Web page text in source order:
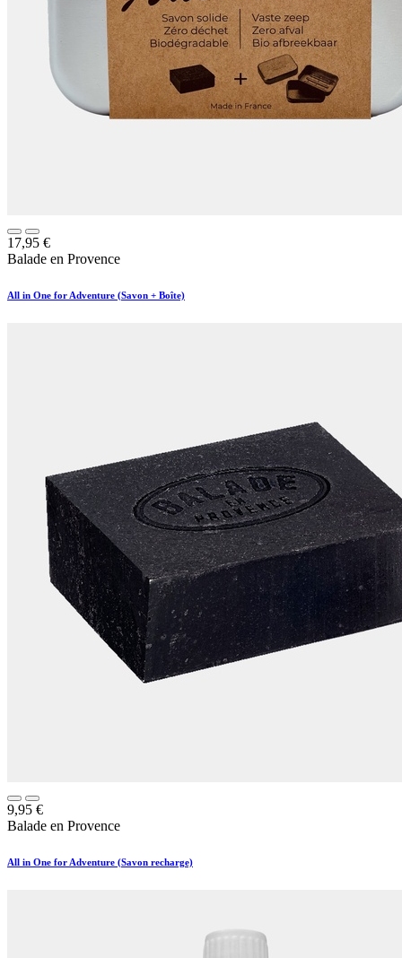
17,95 €
Balade en Provence
All in One for Adventure (Savon + Boîte)
9,95 €
Balade en Provence
All in One for Adventure (Savon recharge)